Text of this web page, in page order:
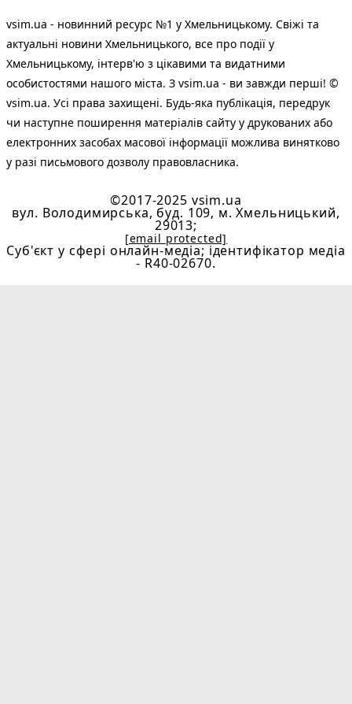
vsim.ua - новинний ресурс №1 у Хмельницькому. Свіжі та
актуальні новини Хмельницького, все про події у
Хмельницькому, інтерв'ю з цікавими та видатними
особистостями нашого міста. З vsim.ua - ви завжди перші! ©
vsim.ua. Усі права захищені. Будь-яка публiкацiя, передрук
чи наступне поширення матеріалів сайту у друкованих або
електронних засобах масової інформації можлива винятково
у разі письмового дозволу правовласника.
©2017-2025 vsim.ua
вул. Володимирська, буд. 109, м. Хмельницький,
29013;
[email protected]
Cуб'єкт у сфері онлайн-медіа; ідентифікатор медіа
- R40-02670.